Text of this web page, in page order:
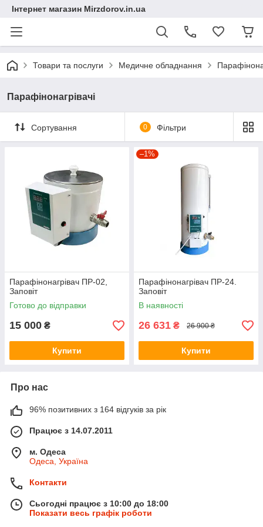
Інтернет магазин Mirzdorov.in.ua
Товари та послуги Медичне обладнання
Парафінонагрівачі
Сортування 0 Фільтри
Парафінонагрівач ПР-02,
Заповіт
Готово до відправки
15 000 ₴
Купити
–1%
Парафінонагрівач ПР-24.
Заповіт
В наявності
26 631 ₴ 26 900 ₴
Купити
Про нас
96% позитивних з 164 відгуків за рік
Працює з 14.07.2011
м. Одеса
Одеса, Україна
Контакти
Сьогодні працює з 10:00 до 18:00
Показати весь графік роботи